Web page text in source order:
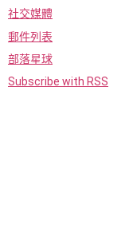
社交媒體
郵件列表
部落星球
Subscribe with RSS